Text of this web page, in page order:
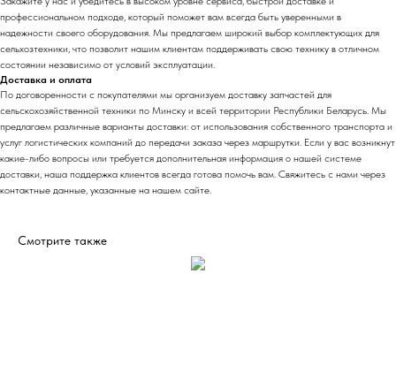
профессиональном подходе, который поможет вам всегда быть уверенными в
надежности своего оборудования. Мы предлагаем широкий выбор комплектующих для
сельхозтехники, что позволит нашим клиентам поддерживать свою технику в отличном
состоянии независимо от условий эксплуатации.
Доставка и оплата
По договоренности с покупателями мы организуем доставку запчастей для
сельскохозяйственной техники по Минску и всей территории Республики Беларусь. Мы
предлагаем различные варианты доставки: от использования собственного транспорта и
услуг логистических компаний до передачи заказа через маршрутки. Если у вас возникнут
какие-либо вопросы или требуется дополнительная информация о нашей системе
доставки, наша поддержка клиентов всегда готова помочь вам. Свяжитесь с нами через
контактные данные, указанные на нашем сайте.
Смотрите также